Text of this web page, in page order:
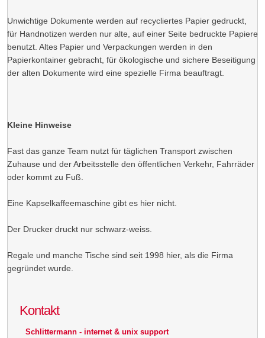
Unwichtige Dokumente werden auf recycliertes Papier gedruckt,
für Handnotizen werden nur alte, auf einer Seite bedruckte Papiere
benutzt. Altes Papier und Verpackungen werden in den
Papierkontainer gebracht, für ökologische und sichere Beseitigung
der alten Dokumente wird eine spezielle Firma beauftragt.
Kleine Hinweise
Fast das ganze Team nutzt für täglichen Transport zwischen
Zuhause und der Arbeitsstelle den öffentlichen Verkehr, Fahrräder
oder kommt zu Fuß.
Eine Kapselkaffeemaschine gibt es hier nicht.
Der Drucker druckt nur schwarz-weiss.
Regale und manche Tische sind seit 1998 hier, als die Firma
gegründet wurde.
Kontakt
Schlittermann - internet & unix support